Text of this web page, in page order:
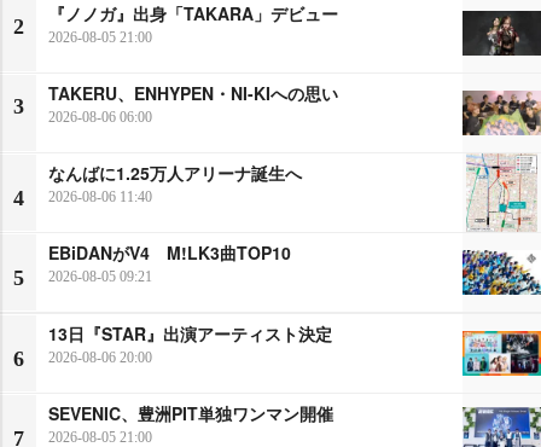
2
『ノノガ』出身「TAKARA」デビュー
2026-08-05 21:00
3
TAKERU、ENHYPEN・NI-KIへの思い
2026-08-06 06:00
4
なんばに1.25万人アリーナ誕生へ
2026-08-06 11:40
5
EBiDANがV4 M!LK3曲TOP10
2026-08-05 09:21
6
13日『STAR』出演アーティスト決定
2026-08-06 20:00
7
SEVENIC、豊洲PIT単独ワンマン開催
2026-08-05 21:00